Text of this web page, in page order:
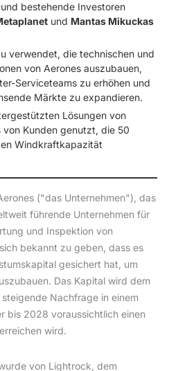
und bestehende Investoren
und Mantas Mikuckas
verwendet, die technischen und
von Aerones auszubauen,
Serviceteams zu erhöhen und
Märkte zu expandieren.
Lösungen von
Kunden genutzt, die 50
Windkraftkapazität
("das Unternehmen"), das
führende Unternehmen für
und Inspektion von
bekannt zu geben, dass es
gesichert hat, um
Das Kapital wird dem
Nachfrage in einem
bis 2028 voraussichtlich einen
wird.
von Lightrock, dem